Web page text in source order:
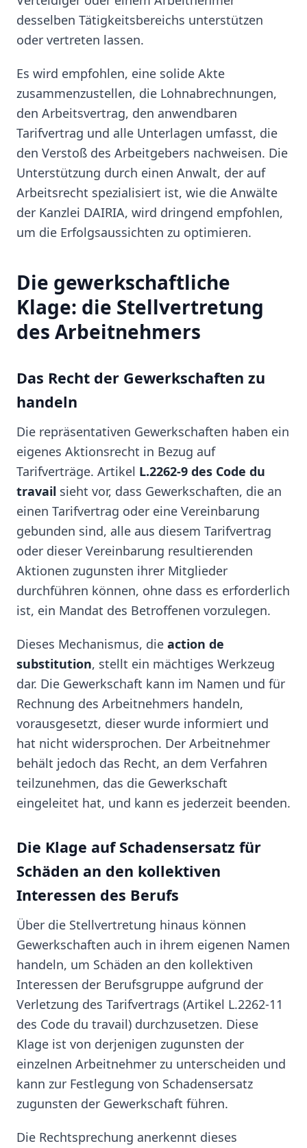
desselben Tätigkeitsbereichs unterstützen
oder vertreten lassen.
Es wird empfohlen, eine solide Akte
zusammenzustellen, die Lohnabrechnungen,
den Arbeitsvertrag, den anwendbaren
Tarifvertrag und alle Unterlagen umfasst, die
den Verstoß des Arbeitgebers nachweisen. Die
Unterstützung durch einen Anwalt, der auf
Arbeitsrecht spezialisiert ist, wie die Anwälte
der Kanzlei DAIRIA, wird dringend empfohlen,
um die Erfolgsaussichten zu optimieren.
Die gewerkschaftliche
Klage: die Stellvertretung
des Arbeitnehmers
Das Recht der Gewerkschaften zu
handeln
Die repräsentativen Gewerkschaften haben ein
eigenes Aktionsrecht in Bezug auf
Tarifverträge. Artikel L.2262-9 des Code du
travail sieht vor, dass Gewerkschaften, die an
einen Tarifvertrag oder eine Vereinbarung
gebunden sind, alle aus diesem Tarifvertrag
oder dieser Vereinbarung resultierenden
Aktionen zugunsten ihrer Mitglieder
durchführen können, ohne dass es erforderlich
ist, ein Mandat des Betroffenen vorzulegen.
Dieses Mechanismus, die action de
substitution, stellt ein mächtiges Werkzeug
dar. Die Gewerkschaft kann im Namen und für
Rechnung des Arbeitnehmers handeln,
vorausgesetzt, dieser wurde informiert und
hat nicht widersprochen. Der Arbeitnehmer
behält jedoch das Recht, an dem Verfahren
teilzunehmen, das die Gewerkschaft
eingeleitet hat, und kann es jederzeit beenden.
Die Klage auf Schadensersatz für
Schäden an den kollektiven
Interessen des Berufs
Über die Stellvertretung hinaus können
Gewerkschaften auch in ihrem eigenen Namen
handeln, um Schäden an den kollektiven
Interessen der Berufsgruppe aufgrund der
Verletzung des Tarifvertrags (Artikel L.2262-11
des Code du travail) durchzusetzen. Diese
Klage ist von derjenigen zugunsten der
einzelnen Arbeitnehmer zu unterscheiden und
kann zur Festlegung von Schadensersatz
zugunsten der Gewerkschaft führen.
Die Rechtsprechung anerkennt dieses